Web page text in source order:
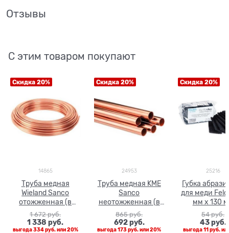
Отзывы
С этим товаром покупают
Скидка 20%
14865
Труба медная
Wieland Sanco
отожженная (в
бухтах) 22 x 1.0
1 672 руб.
1 338 руб.
выгода334 руб.или20%
Скидка 20%
24953
Труба медная KME
Sanco
неотожженная (в
штанге 5 м) 22 x 1.0
865 руб.
692 руб.
выгода173 руб.или20%
Скидка 20%
25216
Губка
для меди
мм х 130
54 руб.
43 руб.
выгода11 руб.